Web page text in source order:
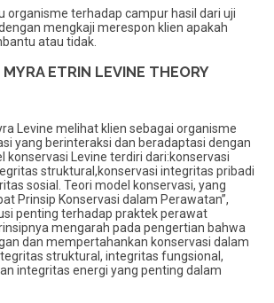
organisme terhadap campur hasil dari uji
mengkaji merespon klien apakah
atau tidak.
ETRIN LEVINE THEORY
Levine melihat klien sebagai organisme
yang berinteraksi dan beradaptasi dengan
konservasi Levine terdiri dari:konservasi
struktural,konservasi integritas pribadi
sosial. Teori model konservasi, yang
Prinsip Konservasi dalam Perawatan”,
penting terhadap praktek perawat
mengarah pada pengertian bahwa
dan mempertahankan konservasi dalam
struktural, integritas fungsional,
integritas energi yang penting dalam